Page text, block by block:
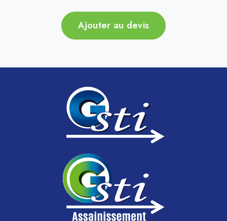
Ajouter au devis